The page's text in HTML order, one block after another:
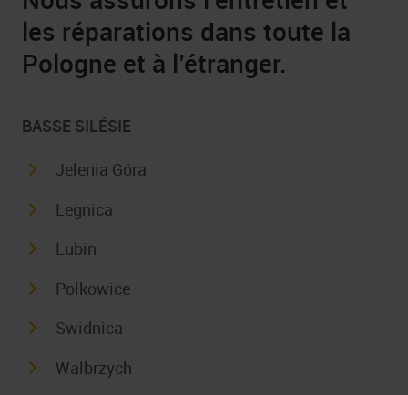
les réparations dans toute la
Pologne et à l’étranger.
BASSE SILÉSIE
Jelenia Góra
Legnica
Lubin
Polkowice
Swidnica
Walbrzych